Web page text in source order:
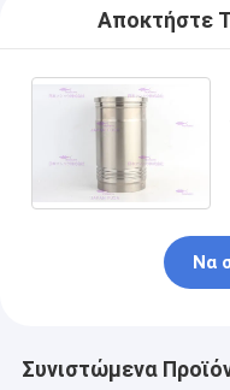
Αποκτήστε
Να
Συνιστώμενα